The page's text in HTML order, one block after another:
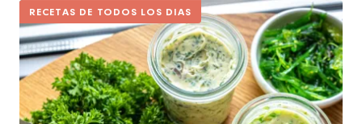
RECETAS DE TODOS LOS DIAS